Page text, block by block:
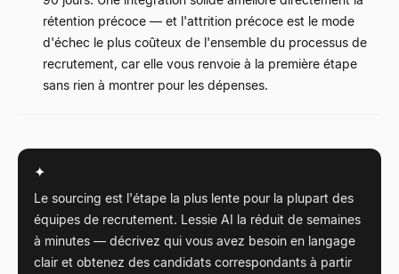
rétention précoce — et l'attrition précoce est le mode
d'échec le plus coûteux de l'ensemble du processus de
recrutement, car elle vous renvoie à la première étape
sans rien à montrer pour les dépenses.
✦
Le sourcing est l'étape la plus lente pour la plupart des
équipes de recrutement. Lessie AI la réduit de semaines
à minutes — décrivez qui vous avez besoin en langage
clair et obtenez des candidats correspondants à partir